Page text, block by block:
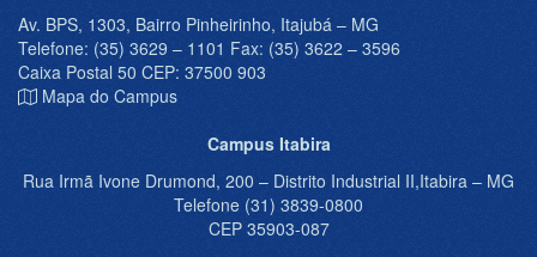
Av. BPS, 1303, Bairro Pinheirinho, Itajubá – MG
Telefone: (35) 3629 – 1101 Fax: (35) 3622 – 3596
Caixa Postal 50 CEP: 37500 903
Mapa do Campus
Campus Itabira
Rua Irmã Ivone Drumond, 200 – Distrito Industrial II,Itabira – MG
Telefone (31) 3839-0800
CEP 35903-087